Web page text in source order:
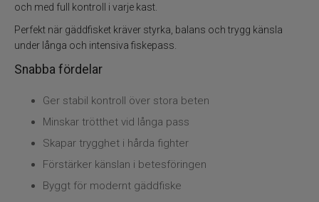
Flugfiske
Vinterfiske
Trolling
Specimenfiske
Varumärken
och med full kontroll i varje kast.
Perfekt när gäddfisket kräver styrka, balans och trygg känsla
under långa och intensiva fiskepass.
Snabba fördelar
Ger stabil kontroll över stora beten
Minskar trötthet vid långa pass
Skapar trygghet i hårda fighter
Förstärker känslan i betesföringen
Byggt för modernt gäddfiske